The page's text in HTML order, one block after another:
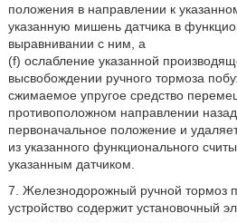
положения в направлении к
указанную мишень датчика в
выравнивании с ним, а
(f) ослабление указанной
высвобождении ручного тормоза
сжимаемое упругое средство
противоположном направлении
первоначальное положение и
из указанного функционального
указанным датчиком.
7. Железнодорожный ручной тормоз
устройство содержит установочный